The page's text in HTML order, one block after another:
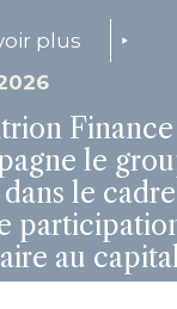
plus
Finance
le
le
au